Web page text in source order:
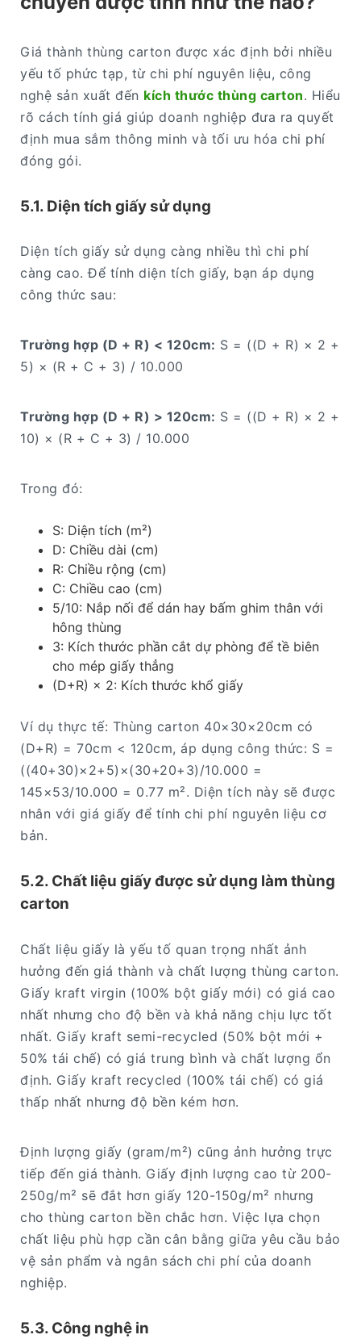
Giá thành thùng carton được xác định bởi nhiều
yếu tố phức tạp, từ chi phí nguyên liệu, công
nghệ sản xuất đến kích thước thùng carton. Hiểu
rõ cách tính giá giúp doanh nghiệp đưa ra quyết
định mua sắm thông minh và tối ưu hóa chi phí
đóng gói.
5.1. Diện tích giấy sử dụng
Diện tích giấy sử dụng càng nhiều thì chi phí
càng cao. Để tính diện tích giấy, bạn áp dụng
công thức sau:
Trường hợp (D + R) < 120cm: S = ((D + R) × 2 +
5) × (R + C + 3) / 10.000
Trường hợp (D + R) > 120cm: S = ((D + R) × 2 +
10) × (R + C + 3) / 10.000
Trong đó:
S: Diện tích (m²)
D: Chiều dài (cm)
R: Chiều rộng (cm)
C: Chiều cao (cm)
5/10: Nắp nối để dán hay bấm ghim thân với
hông thùng
3: Kích thước phần cắt dự phòng để tề biên
cho mép giấy thẳng
(D+R) × 2: Kích thước khổ giấy
Ví dụ thực tế: Thùng carton 40×30×20cm có
(D+R) = 70cm < 120cm, áp dụng công thức: S =
((40+30)×2+5)×(30+20+3)/10.000 =
145×53/10.000 = 0.77 m². Diện tích này sẽ được
nhân với giá giấy để tính chi phí nguyên liệu cơ
bản.
5.2. Chất liệu giấy được sử dụng làm thùng
carton
Chất liệu giấy là yếu tố quan trọng nhất ảnh
hưởng đến giá thành và chất lượng thùng carton.
Giấy kraft virgin (100% bột giấy mới) có giá cao
nhất nhưng cho độ bền và khả năng chịu lực tốt
nhất. Giấy kraft semi-recycled (50% bột mới +
50% tái chế) có giá trung bình và chất lượng ổn
định. Giấy kraft recycled (100% tái chế) có giá
thấp nhất nhưng độ bền kém hơn.
Định lượng giấy (gram/m²) cũng ảnh hưởng trực
tiếp đến giá thành. Giấy định lượng cao từ 200-
250g/m² sẽ đắt hơn giấy 120-150g/m² nhưng
cho thùng carton bền chắc hơn. Việc lựa chọn
chất liệu phù hợp cần cân bằng giữa yêu cầu bảo
vệ sản phẩm và ngân sách chi phí của doanh
nghiệp.
5.3. Công nghệ in